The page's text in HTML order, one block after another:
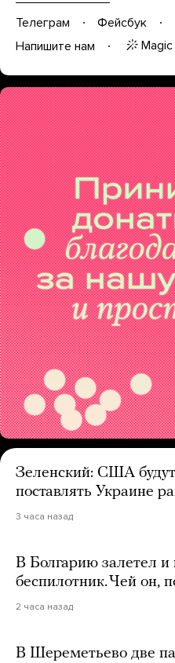
Телеграм Фейсбук
Напишите нам
Зеленский: США
поставлять Украине
3 часа назад
В Болгарию залетел и
беспилотник. Чей он,
2 часа назад
В Шереметьево две